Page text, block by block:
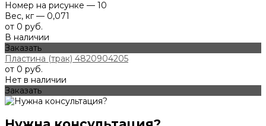
Номер на рисунке — 10
Вес, кг — 0,071
от 0 руб.
В наличии
Заказать
Пластина (трак) 4820904205
от 0 руб.
Нет в наличии
Заказать